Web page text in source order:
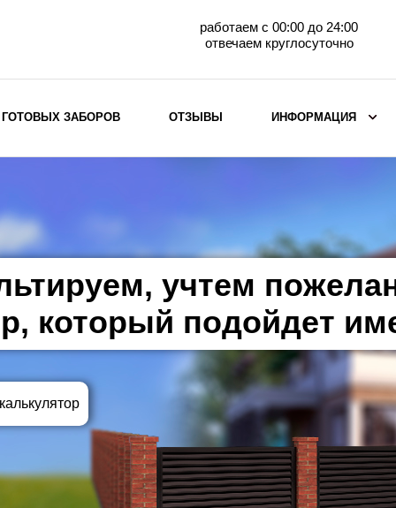
работаем с 00:00 до 24:00
отвечаем круглосуточно
горизонтального
Металлические заборы для дачи
Забор жалюзи с кирпичными столбами
Металлические заборы
Металлические ограждения
ВЫБОР ПО ХАРАКТЕРИСТИКАМ
Горизонтальные заборы
Высокие заборы
Красивые, дизайнерские заборы
ЗАБОРОВ ОТЗЫВЫ ИНФОРМАЦИЯ
учтем
который подойдет